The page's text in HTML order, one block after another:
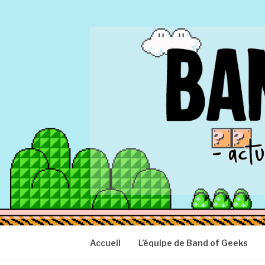
BAND OF
Actu Geek d'hier et d'aujourd'hui
Accueil L’équipe de Band of Geeks